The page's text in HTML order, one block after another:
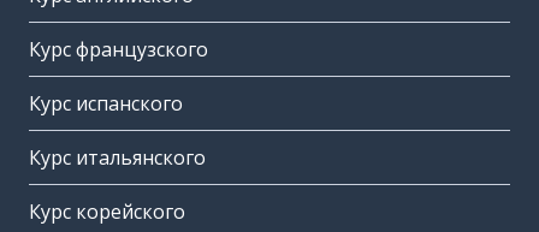
Курс французского
Курс испанского
Курс итальянского
Курс корейского